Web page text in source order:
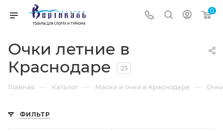
0
Очки летние в
Краснодаре
23
Главная — Каталог — Маски и очки в Краснодаре —
ФИЛЬТР